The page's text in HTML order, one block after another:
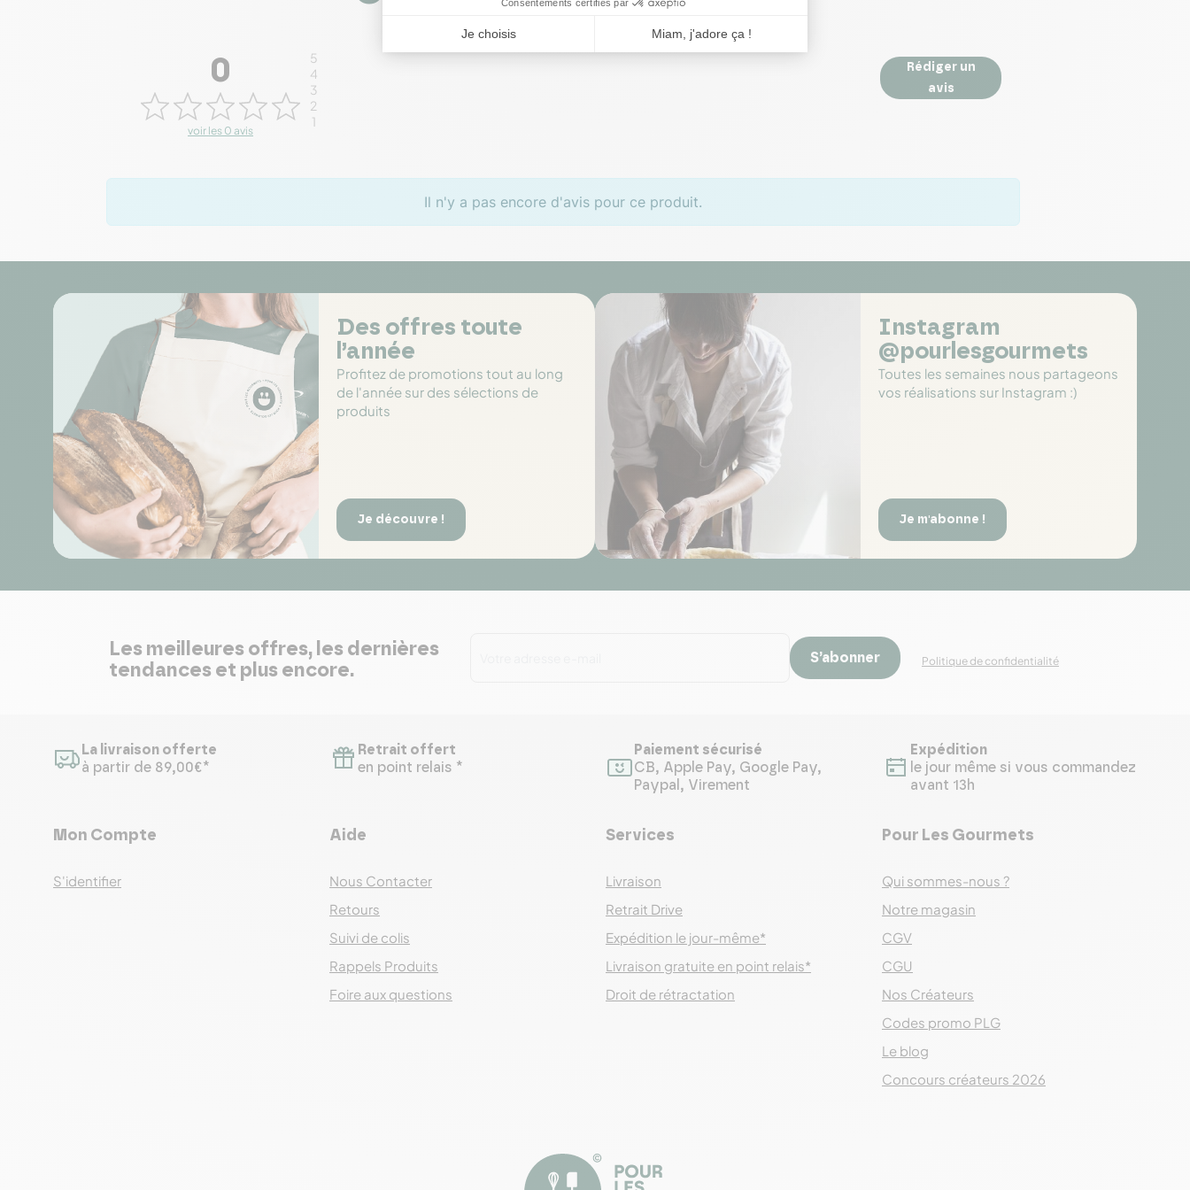
0
voir les 0 avis
5
4
3
2
1
Rédiger un
avis
Il n'y a pas encore d'avis pour ce produit.
Des offres toute
l’année
Profitez de promotions tout au long
de l'année sur des sélections de
produits
Je découvre !
Instagram
@pourlesgourmets
Toutes les semaines nous partageons
vos réalisations sur Instagram :)
Je m'abonne !
Les meilleures offres, les dernières
tendances et plus encore.
S’abonner Politique de confidentialité
La livraison offerte
à partir de 89,00€*
Retrait offert
en point relais *
Paiement sécurisé
CB, Apple Pay, Google Pay,
Paypal, Virement
Expédition
le jour même si vous commandez
avant 13h
Mon Compte
S'identifier
Aide
Nous Contacter
Retours
Suivi de colis
Rappels Produits
Foire aux questions
Services
Livraison
Retrait Drive
Expédition le jour-même*
Livraison gratuite en point relais*
Droit de rétractation
Pour Les Gourmets
Qui sommes-nous ?
Notre magasin
CGV
CGU
Nos Créateurs
Codes promo PLG
Le blog
Concours créateurs 2026